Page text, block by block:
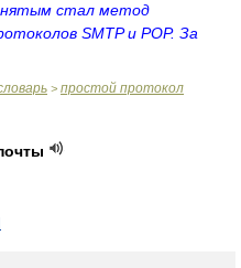
стал метод
SMTP и POP. За
> простой протокол